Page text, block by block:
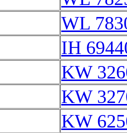
WL
IH
KW
KW
KW